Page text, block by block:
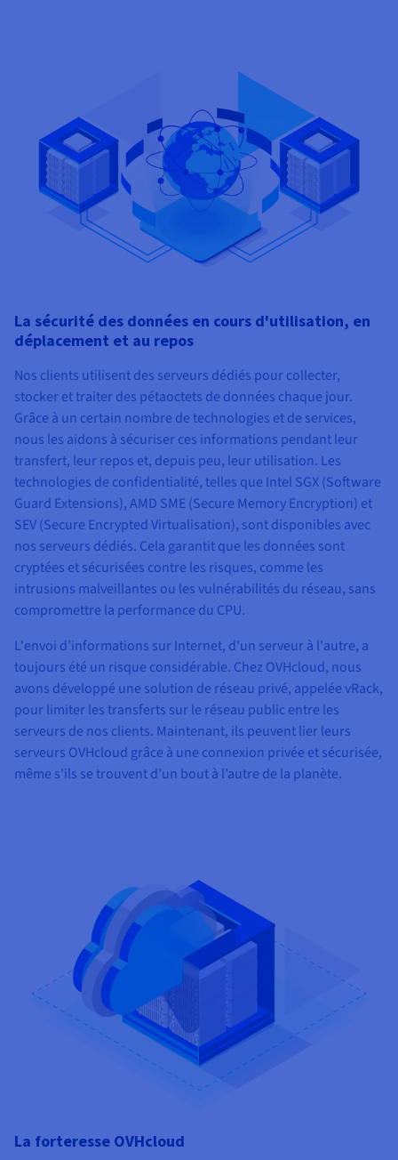
La sécurité des données en cours d'utilisation, en
déplacement et au repos
Nos clients utilisent des serveurs dédiés pour collecter,
stocker et traiter des pétaoctets de données chaque jour.
Grâce à un certain nombre de technologies et de services,
nous les aidons à sécuriser ces informations pendant leur
transfert, leur repos et, depuis peu, leur utilisation. Les
technologies de confidentialité, telles que Intel SGX (Software
Guard Extensions), AMD SME (Secure Memory Encryption) et
SEV (Secure Encrypted Virtualisation), sont disponibles avec
nos serveurs dédiés. Cela garantit que les données sont
cryptées et sécurisées contre les risques, comme les
intrusions malveillantes ou les vulnérabilités du réseau, sans
compromettre la performance du CPU.
L'envoi d’informations sur Internet, d'un serveur à l'autre, a
toujours été un risque considérable. Chez OVHcloud, nous
avons développé une solution de réseau privé, appelée vRack,
pour limiter les transferts sur le réseau public entre les
serveurs de nos clients. Maintenant, ils peuvent lier leurs
serveurs OVHcloud grâce à une connexion privée et sécurisée,
même s'ils se trouvent d’un bout à l’autre de la planète.
La forteresse OVHcloud